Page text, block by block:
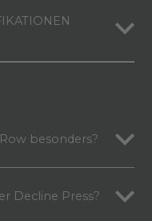
besonders?
Decline Press?